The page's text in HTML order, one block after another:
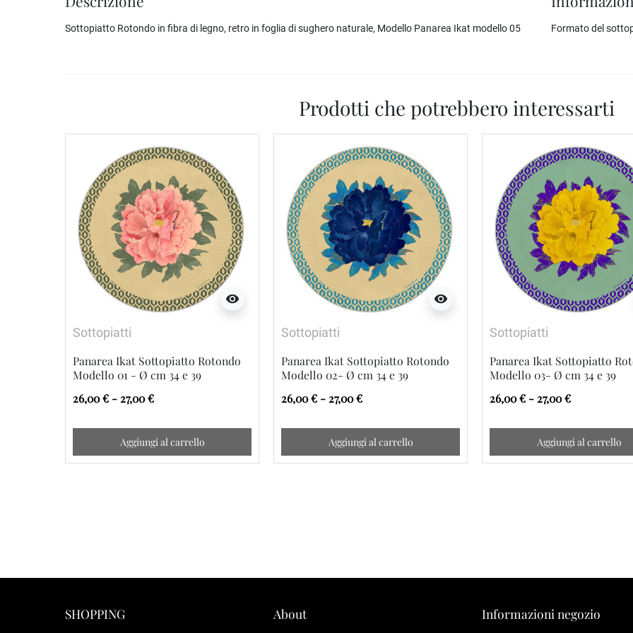
Sottopiatto Rotondo in fibra di legno, retro in foglia di sughero naturale, Modello Panarea Ikat modello 05 Formato del
Prodotti che potrebbero interessarti
visibility
Sottopiatti
Panarea Ikat Sottopiatto Rotondo
Modello 01 - Ø cm 34 e 39
26,00 € - 27,00 €
Aggiungi al carrello
visibility
Sottopiatti
Panarea Ikat Sottopiatto Rotondo
Modello 02- Ø cm 34 e 39
26,00 € - 27,00 €
Aggiungi al carrello
Sottopiatti
Panarea Ikat Sottopiatto
Modello 03- Ø cm 34 e 39
26,00 € - 27,00 €
Aggiungi al carrello
SHOPPING About Informazioni negozio